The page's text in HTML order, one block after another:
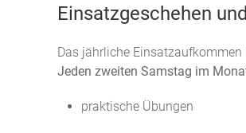
Einsatzgeschehen
Das jährliche
Jeden zweiten Samstag im
praktische Übungen